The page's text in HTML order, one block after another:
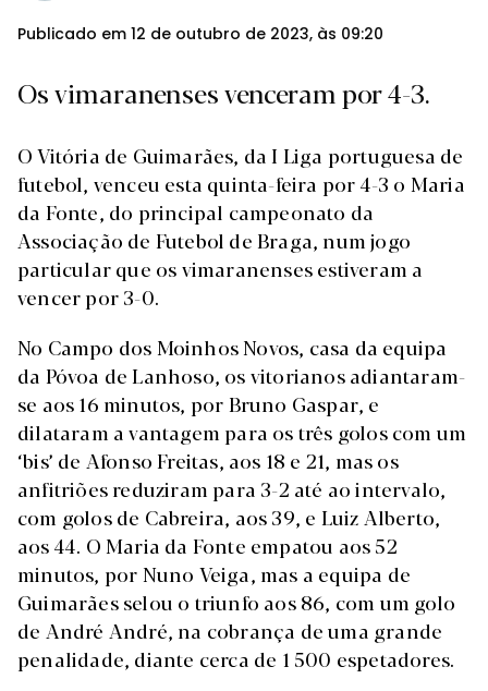
Publicado em 12 de outubro de 2023, às 09:20
Os vimaranenses venceram por 4-3.
O Vitória de Guimarães, da I Liga portuguesa de
futebol, venceu esta quinta-feira por 4-3 o Maria
da Fonte, do principal campeonato da
Associação de Futebol de Braga, num jogo
particular que os vimaranenses estiveram a
vencer por 3-0.
No Campo dos Moinhos Novos, casa da equipa
da Póvoa de Lanhoso, os vitorianos adiantaram-
se aos 16 minutos, por Bruno Gaspar, e
dilataram a vantagem para os três golos com um
‘bis’ de Afonso Freitas, aos 18 e 21, mas os
anfitriões reduziram para 3-2 até ao intervalo,
com golos de Cabreira, aos 39, e Luiz Alberto,
aos 44. O Maria da Fonte empatou aos 52
minutos, por Nuno Veiga, mas a equipa de
Guimarães selou o triunfo aos 86, com um golo
de André André, na cobrança de uma grande
penalidade, diante cerca de 1 500 espetadores.